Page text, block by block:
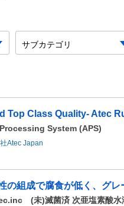
Top Class Quality- Atec
System (APS)
Atec Japan
の組成で腐食が低く、グ
(未)滅菌済 次亜塩素酸水